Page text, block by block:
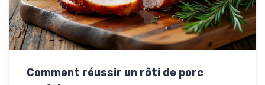
Comment réussir un rôti de porc